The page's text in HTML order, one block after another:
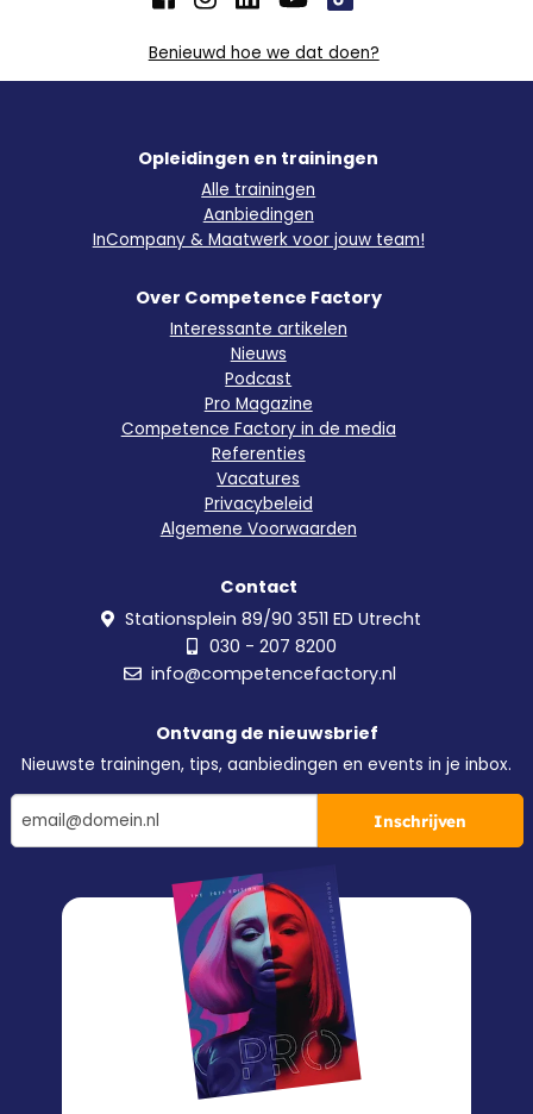
Benieuwd hoe we dat doen?
Opleidingen en trainingen
Alle trainingen
Aanbiedingen
InCompany & Maatwerk voor jouw team!
Over Competence Factory
Interessante artikelen
Nieuws
Podcast
Pro Magazine
Competence Factory in de media
Referenties
Vacatures
Privacybeleid
Algemene Voorwaarden
Contact
Stationsplein 89/90 3511 ED Utrecht
030 - 207 8200
info@competencefactory.nl
Ontvang de nieuwsbrief
Nieuwste trainingen, tips, aanbiedingen en events in je inbox.
Inschrijven